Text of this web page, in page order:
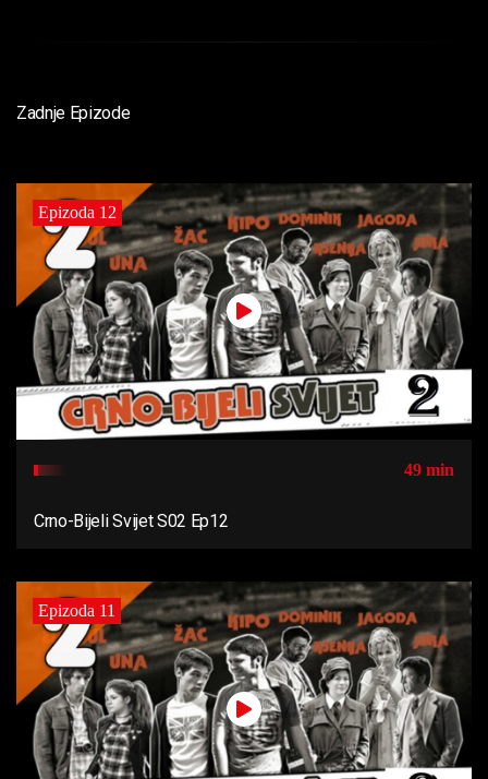
Zadnje Epizode
Epizoda 12
49 min
Crno-Bijeli Svijet S02 Ep12
Epizoda 11